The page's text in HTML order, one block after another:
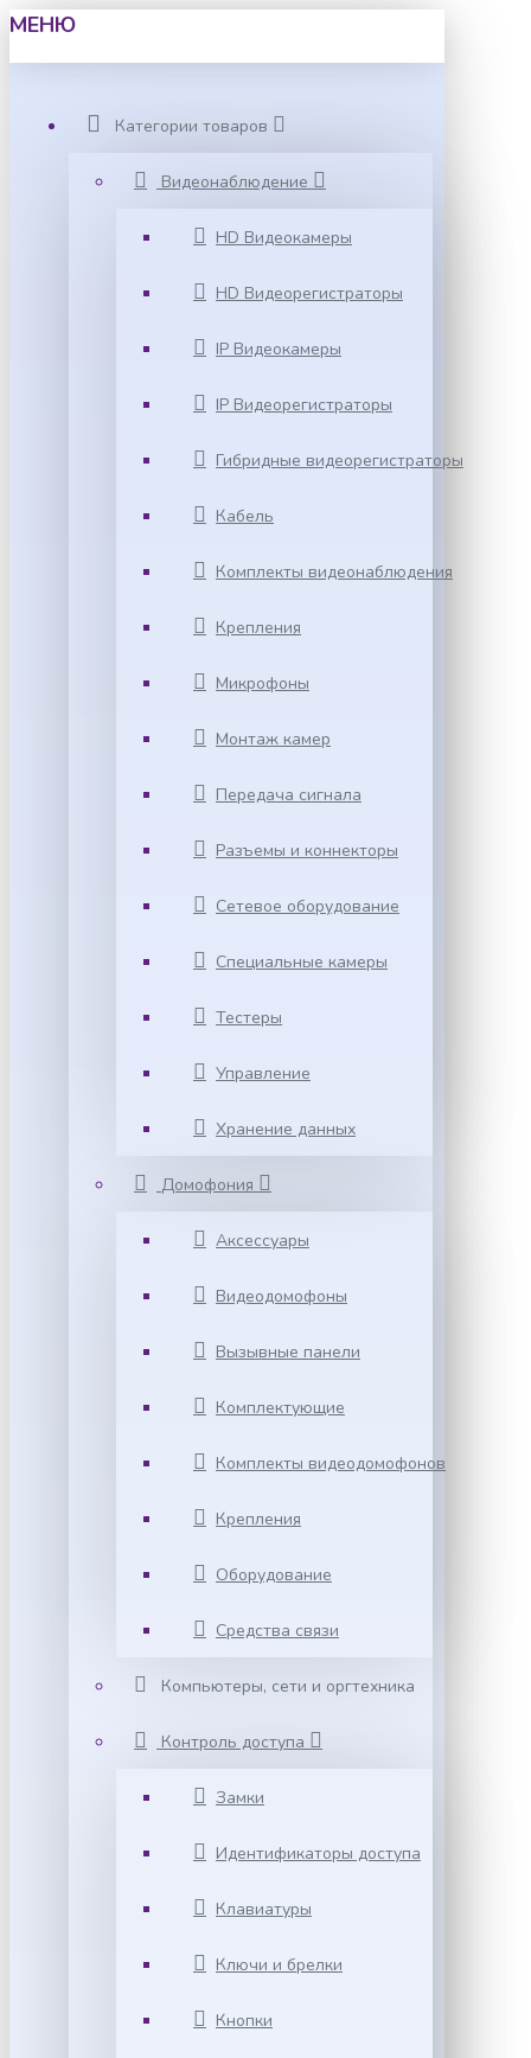
МЕНЮ
Категории товаров
Видеонаблюдение
HD Видеокамеры
HD Видеорегистраторы
IP Видеокамеры
IP Видеорегистраторы
Гибридные видеорегистраторы
Кабель
Комплекты видеонаблюдения
Крепления
Микрофоны
Монтаж камер
Передача сигнала
Разъемы и коннекторы
Сетевое оборудование
Специальные камеры
Тестеры
Управление
Хранение данных
Домофония
Аксессуары
Видеодомофоны
Вызывные панели
Комплектующие
Комплекты видеодомофонов
Крепления
Оборудование
Средства связи
Компьютеры, сети и оргтехника
Контроль доступа
Замки
Идентификаторы доступа
Клавиатуры
Ключи и брелки
Кнопки